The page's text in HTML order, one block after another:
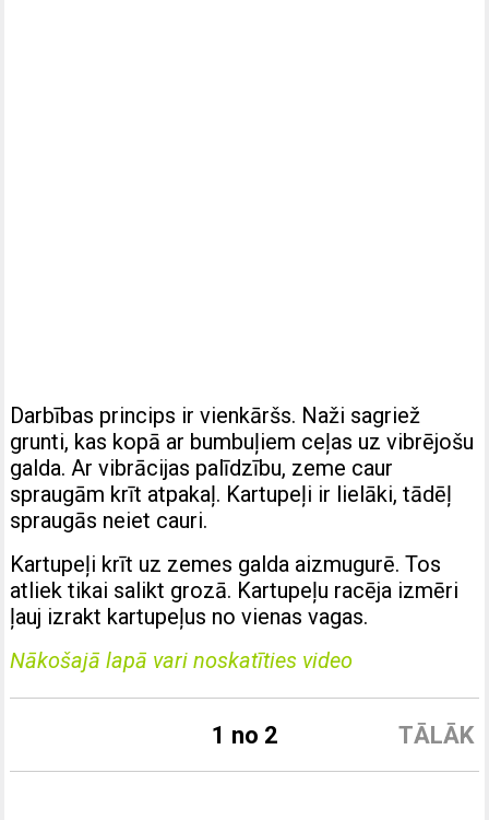
Darbības princips ir vienkāršs. Naži sagriež
grunti, kas kopā ar bumbuļiem ceļas uz vibrējošu
galda. Ar vibrācijas palīdzību, zeme caur
spraugām krīt atpakaļ. Kartupeļi ir lielāki, tādēļ
spraugās neiet cauri.
Kartupeļi krīt uz zemes galda aizmugurē. Tos
atliek tikai salikt grozā. Kartupeļu racēja izmēri
ļauj izrakt kartupeļus no vienas vagas.
Nākošajā lapā vari noskatīties video
TĀLĀK
1 no 2